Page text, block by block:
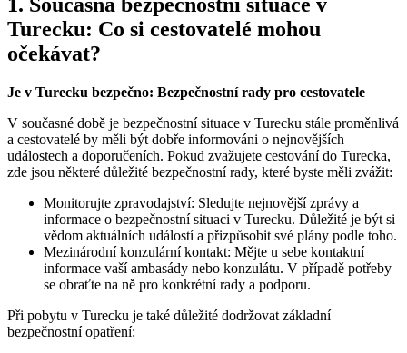
Turecku: Co si cestovatelé mohou
očekávat?
Je v Turecku bezpečno: Bezpečnostní rady pro cestovatele
V současné době je bezpečnostní situace v Turecku stále proměnlivá
a cestovatelé by měli být dobře informováni o nejnovějších
událostech a doporučeních. Pokud zvažujete cestování do Turecka,
zde jsou některé důležité bezpečnostní rady, které byste měli zvážit:
Monitorujte zpravodajství: Sledujte nejnovější zprávy a
informace o bezpečnostní situaci v Turecku. Důležité je být si
vědom aktuálních událostí a přizpůsobit své plány podle toho.
Mezinárodní konzulární kontakt: Mějte u sebe kontaktní
informace vaší ambasády nebo konzulátu. V případě potřeby
se obraťte na ně pro konkrétní rady a podporu.
Při pobytu v Turecku je také důležité dodržovat základní
bezpečnostní opatření: